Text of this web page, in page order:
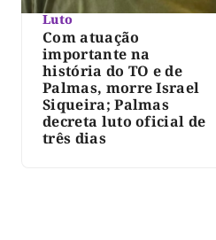
Luto
Com atuação
importante na
história do TO e de
Palmas, morre Israel
Siqueira; Palmas
decreta luto oficial de
três dias